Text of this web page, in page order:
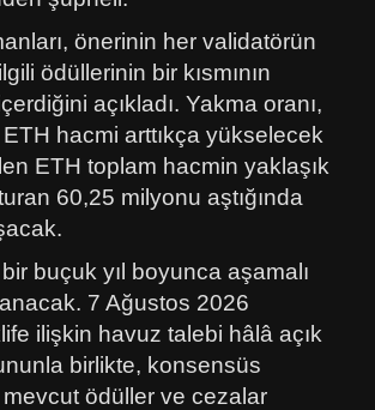
önerinin her validatörün
ödüllerinin bir kısmının
açıkladı. Yakma oranı,
hacmi arttıkça yükselecek
ETH toplam hacmin yaklaşık
60,25 milyonu aştığında
buçuk yıl boyunca aşamalı
7 Ağustos 2026
ilişkin havuz talebi hâlâ açık
birlikte, konsensüs
ödüller ve cezalar